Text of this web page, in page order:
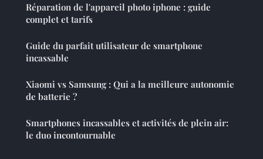
Réparation de l'appareil photo iphone : guide
complet et tarifs
Guide du parfait utilisateur de smartphone
incassable
Xiaomi vs Samsung : Qui a la meilleure autonomie
de batterie ?
Smartphones incassables et activités de plein air:
le duo incontournable